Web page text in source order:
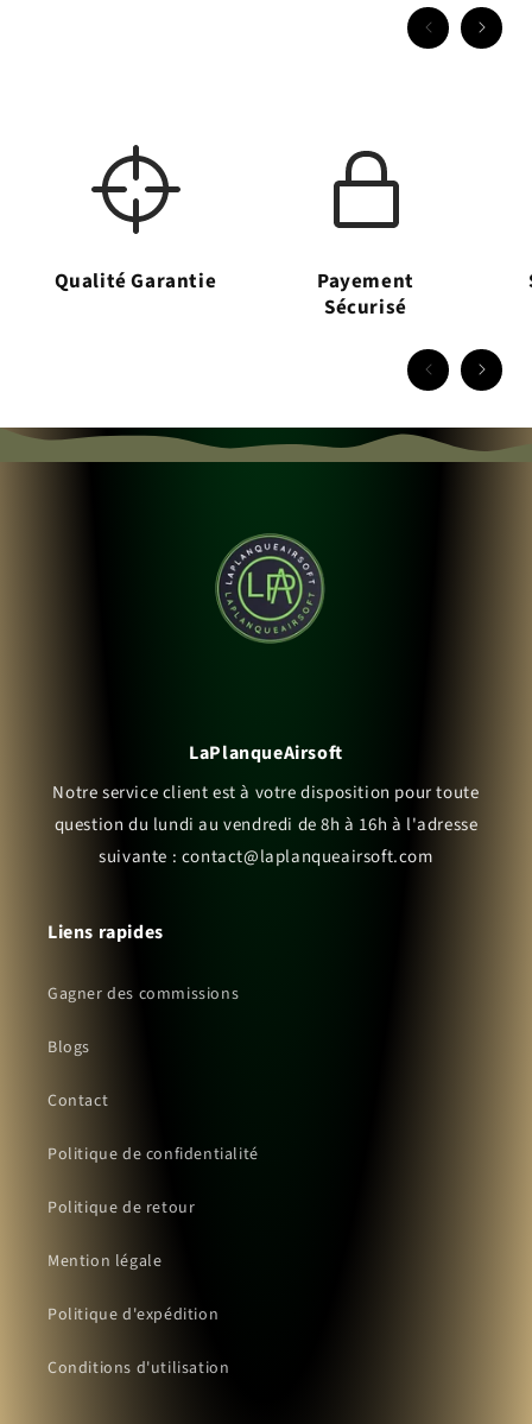
Qualité Garantie
Payement
Sécurisé
LaPlanqueAirsoft
Notre service client est à votre disposition pour toute
question du lundi au vendredi de 8h à 16h à l'adresse
suivante : contact@laplanqueairsoft.com
Liens rapides
Gagner des commissions
Blogs
Contact
Politique de confidentialité
Politique de retour
Mention légale
Politique d'expédition
Conditions d'utilisation